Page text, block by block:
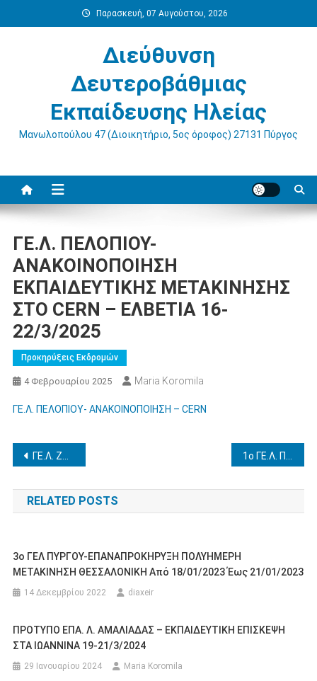
στο
Παρασκευή, 07 Αυγούστου, 2026
Διεύθυνση
Δευτεροβάθμιας
Εκπαίδευσης Ηλείας
Μανωλοπούλου 47 (Διοικητήριο, 5ος όροφος) 27131 Πύργος
ΓΕ.Λ. ΠΕΛΟΠΙΟΥ-
ΑΝΑΚΟΙΝΟΠΟΙΗΣΗ
ΕΚΠΑΙΔΕΥΤΙΚΗΣ ΜΕΤΑΚΙΝΗΣΗΣ
ΣΤΟ CERN – ΕΛΒΕΤΙΑ 16-
22/3/2025
Προκηρύξεις Εκδρομών
4 Φεβρουαρίου 2025 Maria Koromila
ΓΕ.Λ. ΠΕΛΟΠΙΟΥ- ΑΝΑΚΟΙΝΟΠΟΙΗΣΗ – CERN
Πλοήγηση
άρθρων
ΓΕ.Λ. ΖΑΧΑΡΩΣ – ΕΚΠΑΙΔΕΥΤΙΚΗ ΕΠΙΣΚΕΨΗ ΣΤΗΝ ΑΘΗΝΑ 2-4/4/2025
RELATED POSTS
3ο ΓΕΛ ΠΥΡΓΟΥ-ΕΠΑΝΑΠΡΟΚΗΡΥΞΗ ΠΟΛΥΗΜΕΡΗ
ΜΕΤΑΚΙΝΗΣΗ ΘΕΣΣΑΛΟΝΙΚΗ Από 18/01/2023 Έως 21/01/2023
14 Δεκεμβρίου 2022 diaxeir
ΠΡΟΤΥΠΟ ΕΠΑ. Λ. ΑΜΑΛΙΑΔΑΣ – ΕΚΠΑΙΔΕΥΤΙΚΗ ΕΠΙΣΚΕΨΗ
ΣΤΑ ΙΩΑΝΝΙΝΑ 19-21/3/2024
29 Ιανουαρίου 2024 Maria Koromila